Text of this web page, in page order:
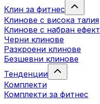
Клин за фитнес
Клинове с висока талия
Клинове с набран ефект
Черни клинове
Разкроени клинове
Безшевни клинове
Тенденции
Комплекти
Комплекти за фитнес